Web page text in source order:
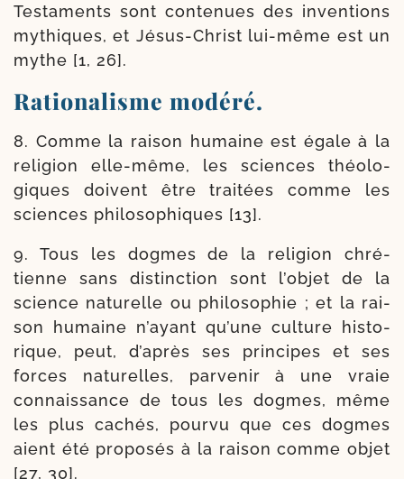
Testaments sont conte­nues des inven­tions
mythiques, et Jésus-​Christ lui-​même est un
mythe [1, 26].
Rationalisme modéré.
8. Comme la rai­son humaine est égale à la
reli­gion elle-​même, les sciences théo­lo­
giques doivent être trai­tées comme les
sciences phi­lo­so­phiques [13].
9. Tous les dogmes de la reli­gion chré­
tienne sans dis­tinc­tion sont l’ob­jet de la
science natu­relle ou phi­lo­so­phie ; et la rai­
son humaine n’ayant qu’une culture his­to­
rique, peut, d’a­près ses prin­cipes et ses
forces natu­relles, par­ve­nir à une vraie
connais­sance de tous les dogmes, même
les plus cachés, pour­vu que ces dogmes
aient été pro­po­sés à la rai­son comme objet
[27, 30].